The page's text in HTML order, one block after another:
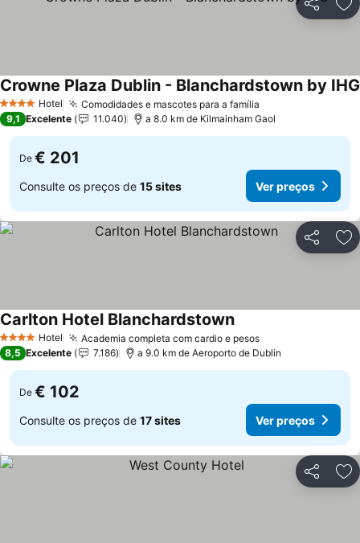
Partilhar
4 EstrelasHotel Comodidades e mascotes para a família
Crowne Plaza Dublin - Blanchardstown by IHG
9,1 Excelente 11.040 a 8.0 km de Kilmainham Gaol
De € 201
Consulte os preços de 15 sites Ver preços
Partilhar
4 EstrelasHotel Academia completa com cardio e pesosVer preços
Carlton Hotel BlanchardstownVer preços
8,5 Excelente 7.186 a 9.0 km de Aeroporto de Dublin
De € 102
Consulte os preços de 17 sites Ver preços
Partilhar